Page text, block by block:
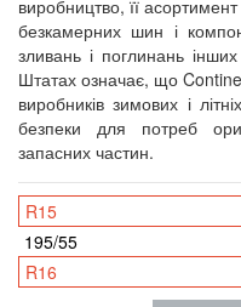
виробництво, її
безкамерних шин і
зливань і поглинань
Штатах означає, що
виробників зимових і
безпеки для потреб
запасних частин.
R15
195/55
R16